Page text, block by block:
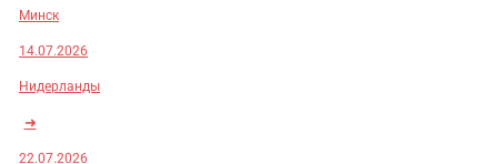
Минск
14.07.2026
Нидерланды
➜
22.07.2026